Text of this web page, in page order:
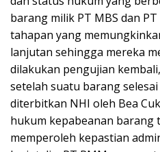
barang milik PT MBS dan
tahapan yang
lanjutan sehingga mereka
dilakukan pengujian
setelah suatu barang
diterbitkan NHI oleh Bea
hukum kepabeanan barang
memperoleh kepastian